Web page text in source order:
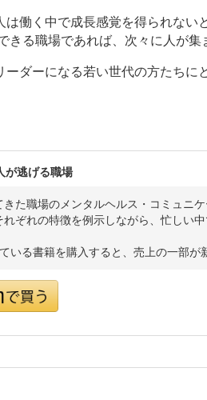
働く中で成長感覚を得られな
る職場であれば、次々に人が集
ダーになる若い世代の方たちに
逃げる職場
た職場のメンタルヘルス・コミュニ
ぞれの特徴を例示しながら、忙しい
いる書籍を購入すると、売上の一部が